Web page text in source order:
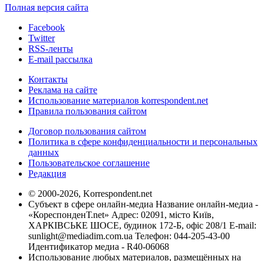
Полная версия сайта
Facebook
Twitter
RSS-ленты
E-mail рассылка
Контакты
Реклама на сайте
Использование материалов korrespondent.net
Правила пользования сайтом
Договор пользования сайтом
Политика в сфере конфиденциальности и персональных
данных
Пользовательское соглашение
Редакция
© 2000-2026, Korrespondent.net
Субъект в сфере онлайн-медиа Название онлайн-медиа -
«КореспонденТ.net» Адрес: 02091, місто Київ,
ХАРКІВСЬКЕ ШОСЕ, будинок 172-Б, офіс 208/1 E-mail:
sunlight@mediadim.com.ua Телефон: 044-205-43-00
Идентификатор медиа - R40-06068
Использование любых материалов, размещённых на